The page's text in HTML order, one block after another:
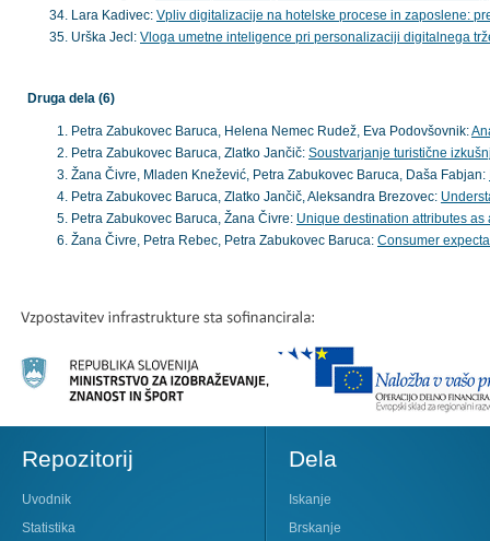
Lara Kadivec: Vpliv digitalizacije na hotelske procese in zaposlene:
Urška Jecl: Vloga umetne inteligence pri personalizaciji digitalnega
Druga dela (6)
Petra Zabukovec Baruca, Helena Nemec Rudež, Eva Podovšovnik:
Petra Zabukovec Baruca, Zlatko Jančič: Soustvarjanje turistične
Žana Čivre, Mladen Knežević, Petra Zabukovec Baruca, Daša Fabjan:
Petra Zabukovec Baruca, Zlatko Jančič, Aleksandra Brezovec:
Petra Zabukovec Baruca, Žana Čivre: Unique destination attributes
Žana Čivre, Petra Rebec, Petra Zabukovec Baruca: Consumer
Repozitorij
Uvodnik
Statistika
Dela
Iskanje
Brskanje